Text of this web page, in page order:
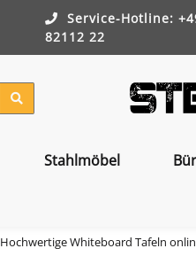
Service-Hotline:
82112 22
Stahlmöbel
Hochwertige Whiteboard Tafeln